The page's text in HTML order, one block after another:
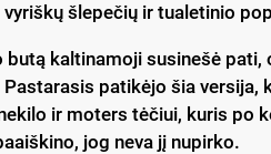
šlepečių ir tualetinio
kaltinamoji susinešė
patikėjo šia versija,
ir moters tėčiui, kuris po
jog neva jį nupirko.